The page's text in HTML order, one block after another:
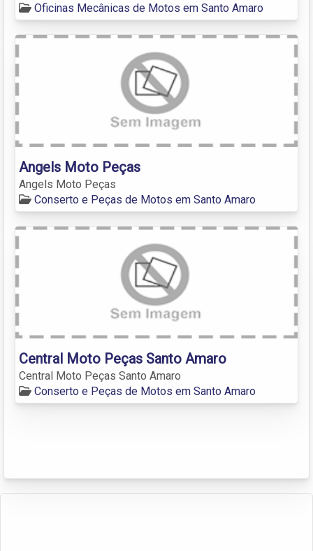
Oficinas Mecânicas de Motos em Santo Amaro
Angels Moto Peças
Angels Moto Peças
Conserto e Peças de Motos em Santo Amaro
Central Moto Peças Santo Amaro
Central Moto Peças Santo Amaro
Conserto e Peças de Motos em Santo Amaro